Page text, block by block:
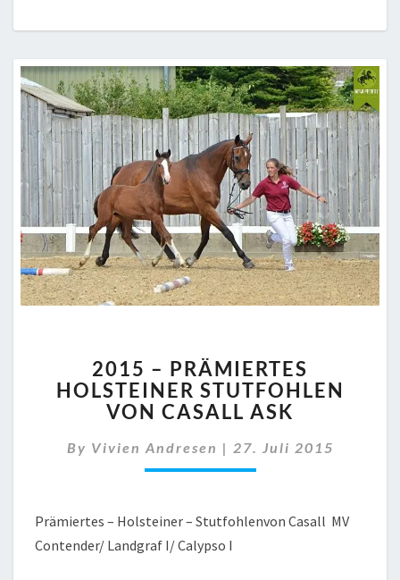
–
PRÄMIERTES
HOLSTEINER
VON
CASALL
2015 – PRÄMIERTES
HOLSTEINER STUTFOHLEN
VON CASALL ASK
By Vivien Andresen | 27. Juli 2015
Prämiertes – Holsteiner – Stutfohlenvon Casall MV
Contender/ Landgraf I/ Calypso I